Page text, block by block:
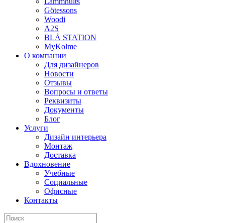
Götessons
Woodi
A2S
BLÅ STATION
MyKolme
О компании
Для дизайнеров
Новости
Отзывы
Вопросы и ответы
Реквизиты
Документы
Блог
Услуги
Дизайн интерьера
Монтаж
Доставка
Вдохновение
Учебные
Социальные
Офисные
Контакты